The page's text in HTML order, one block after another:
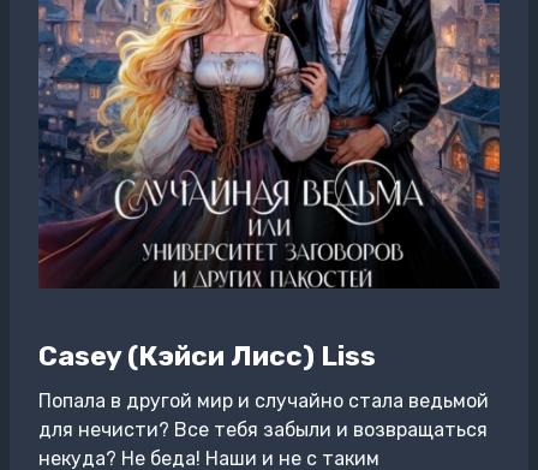
Casey (Кэйси Лисс) Liss
Попала в другой мир и случайно стала ведьмой
для нечисти? Все тебя забыли и возвращаться
некуда? Не беда! Наши и не с таким